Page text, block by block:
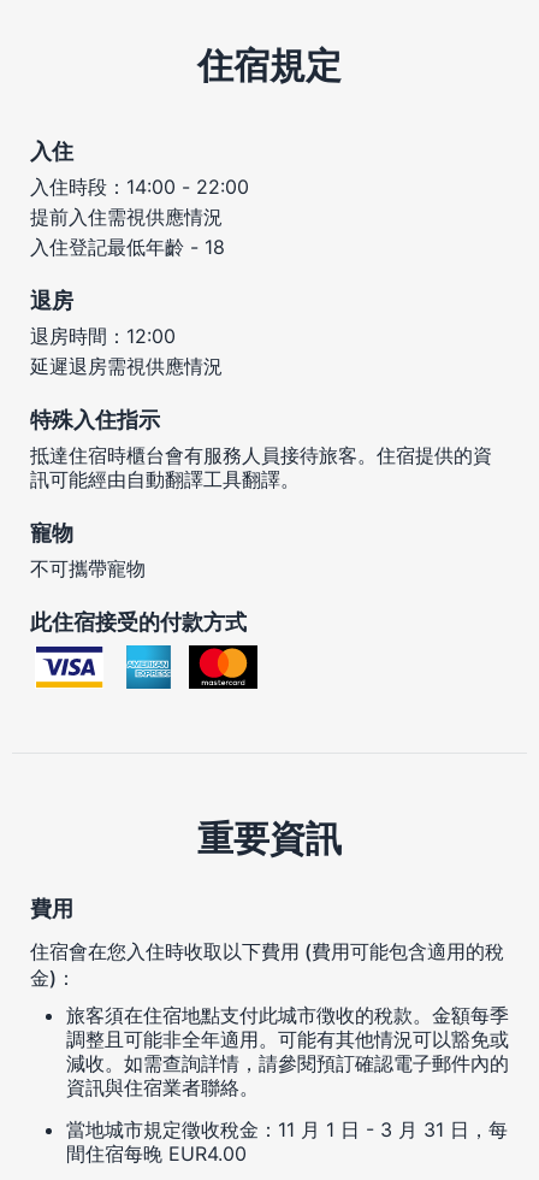
住宿規定
入住
入住時段：14:00 - 22:00
提前入住需視供應情況
入住登記最低年齡 - 18
退房
退房時間：12:00
延遲退房需視供應情況
特殊入住指示
抵達住宿時櫃台會有服務人員接待旅客。住宿提供的資
訊可能經由自動翻譯工具翻譯。
寵物
不可攜帶寵物
此住宿接受的付款方式
重要資訊
費用
住宿會在您入住時收取以下費用 (費用可能包含適用的稅
金)：
旅客須在住宿地點支付此城市徴收的稅款。金額每季
調整且可能非全年適用。可能有其他情況可以豁免或
減收。如需查詢詳情，請參閱預訂確認電子郵件內的
資訊與住宿業者聯絡。
當地城市規定徵收稅金：11 月 1 日 - 3 月 31 日，每
間住宿每晚 EUR4.00